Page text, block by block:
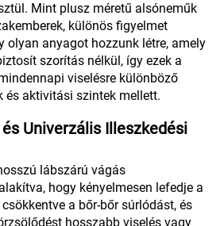
Mint plusz méretű alsóneműk
különös figyelmet
olyan anyagot hozzunk létre, amely
szorítás nélkül, így ezek a
viselésre különböző
és aktivitási szintek mellett.
Univerzális Illeszkedési
lábszárú vágás
hogy kényelmesen lefedje a
a bőr-bőr súrlódást, és
hosszabb viselés vagy